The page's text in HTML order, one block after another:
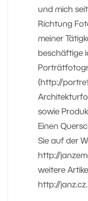
und mich
Richtung
meiner
beschäftige
(http://
sowie
Einen
Sie auf der
http://
weitere
http://janz.cz.